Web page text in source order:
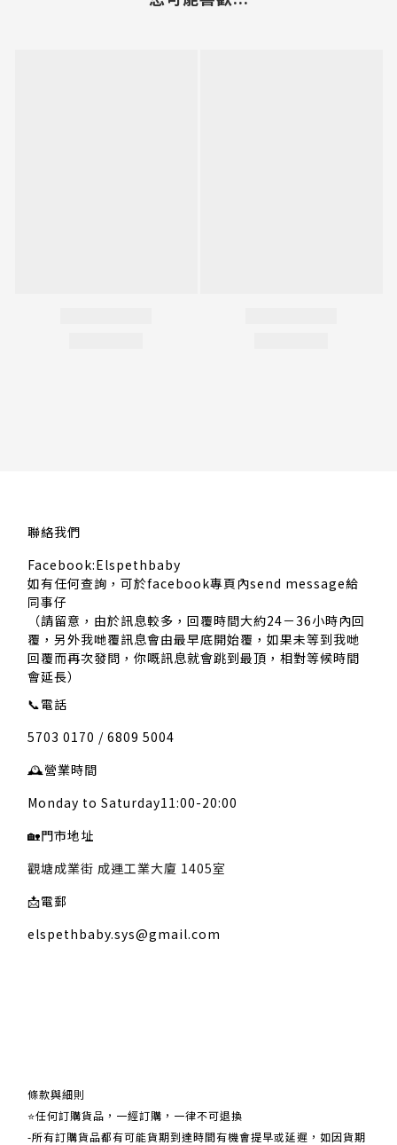
聯絡我們
Facebook:Elspethbaby
如有任何查詢，可於facebook專頁內send message給
同事仔
（請留意，由於訊息較多，回覆時間大約24－36小時內回
覆，另外我哋覆訊息會由最早底開始覆，如果未等到我哋
回覆而再次發問，你嘅訊息就會跳到最頂，相對等候時間
會延長）
📞電話
5703 0170 / 6809 5004
🕰️營業時間
Monday to Saturday11:00-20:00
🏡門市地址
觀塘成業街 成運工業大廈 1405室
📩電郵
elspethbaby.sys@gmail.com
條款與細則
⭐任何訂購貨品，一經訂購，一律不可退換
-所有訂購貨品都有可能貨期到達時間有機會提早或延遲，如因貨期